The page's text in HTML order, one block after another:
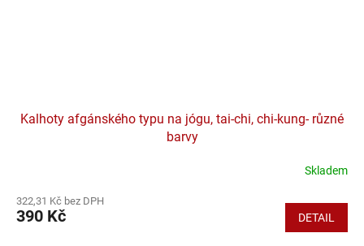
Kalhoty afgánského typu na jógu, tai-chi, chi-kung- různé
barvy
produktu
je
Skladem
322,31 Kč bez DPH
390 Kč DETAIL